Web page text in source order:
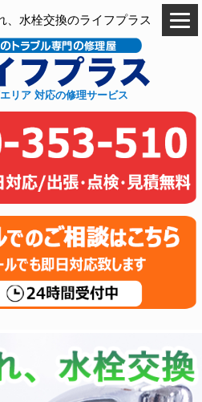
、水栓交換のライフプラス
リア 対応の修理サービス